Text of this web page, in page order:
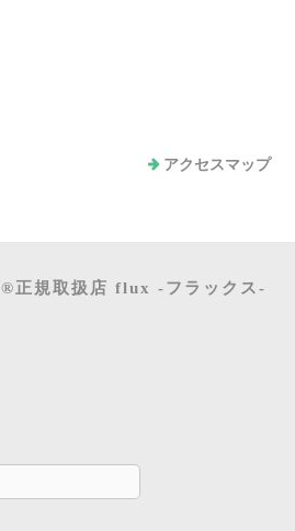
アクセスマップ
正規取扱店 flux -フラックス-